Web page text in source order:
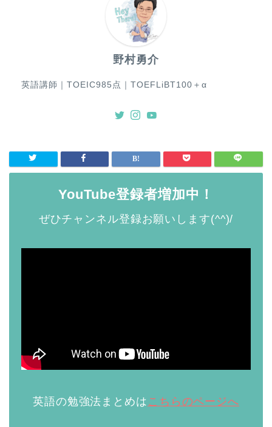
野村勇介
英語講師｜TOEIC985点｜TOEFLiBT100＋α
YouTube登録者増加中！
ぜひチャンネル登録お願いします(^^)/
英語の勉強法まとめは こちらのページへ